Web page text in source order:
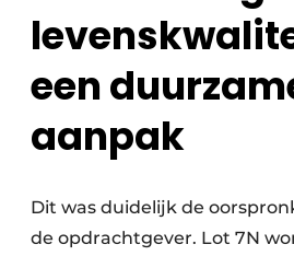
een
aanpak
Dit was duidelijk de
de opdrachtgever. Lot 7N